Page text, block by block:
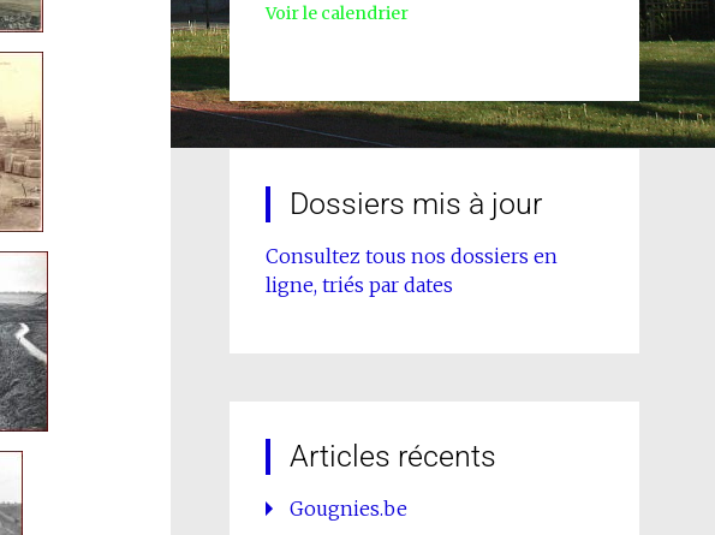
Voir le calendrier
Dossiers mis à jour
Consultez tous nos dossiers en
ligne, triés par dates
Articles récents
Gougnies.be